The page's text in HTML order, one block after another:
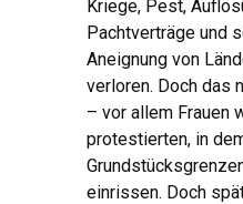
Kriege, Pest,
Pachtverträge und
Aneignung von
verloren. Doch das
– vor allem Frauen
protestierten, in
einrissen. Doch